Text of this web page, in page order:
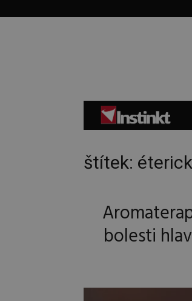
štítek:
bolesti